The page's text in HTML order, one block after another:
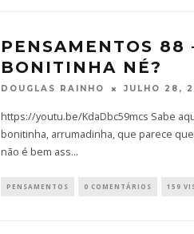
PENSAMENTOS 88
BONITINHA NÉ?
DOUGLAS RAINHO JULHO 28,
https://youtu.be/KdaDbc59mcs Sabe
bonitinha, arrumadinha, que parece
não é bem ass...
PENSAMENTOS 0 COMENTÁRIOS 159